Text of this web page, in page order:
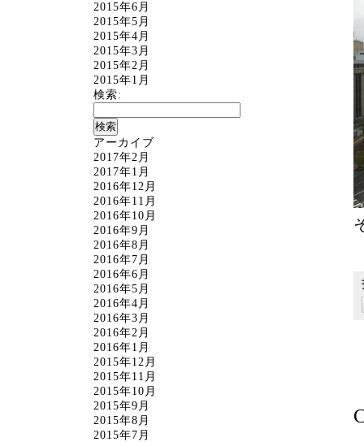
2015年6月
2015年5月
2015年4月
2015年3月
2015年2月
2015年1月
検索:
アーカイブ
2017年2月
2017年1月
2016年12月
2016年11月
2016年10月
2016年9月
2016年8月
2016年7月
2016年6月
2016年5月
2016年4月
2016年3月
2016年2月
2016年1月
2015年12月
2015年11月
2015年10月
2015年9月
2015年8月
2015年7月